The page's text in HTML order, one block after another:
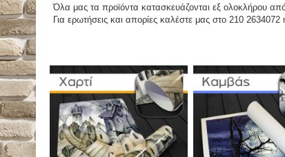
Όλα μας τα προϊόντα κατασκευάζονται εξ ολοκλήρου
Για ερωτήσεις και απορίες καλέστε μας στο 210